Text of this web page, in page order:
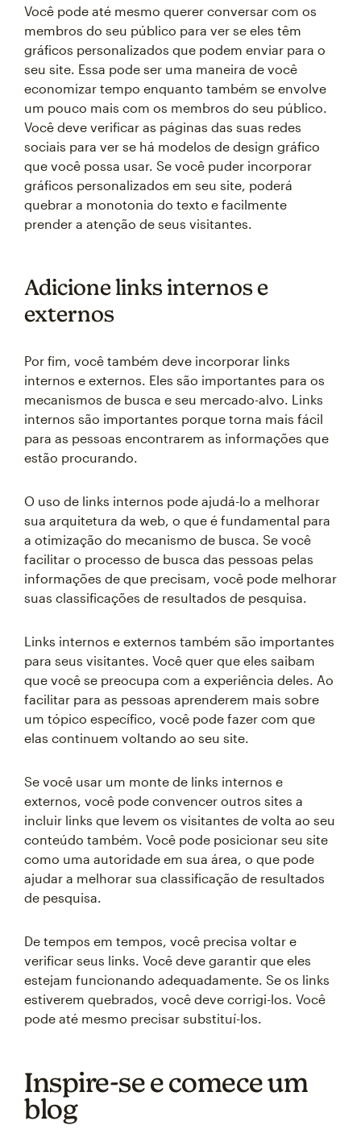
Você pode até mesmo querer conversar com os
membros do seu público para ver se eles têm
gráficos personalizados que podem enviar para o
seu site. Essa pode ser uma maneira de você
economizar tempo enquanto também se envolve
um pouco mais com os membros do seu público.
Você deve verificar as páginas das suas redes
sociais para ver se há modelos de design gráfico
que você possa usar. Se você puder incorporar
gráficos personalizados em seu site, poderá
quebrar a monotonia do texto e facilmente
prender a atenção de seus visitantes.
Adicione links internos e
externos
Por fim, você também deve incorporar links
internos e externos. Eles são importantes para os
mecanismos de busca e seu mercado-alvo. Links
internos são importantes porque torna mais fácil
para as pessoas encontrarem as informações que
estão procurando.
O uso de links internos pode ajudá-lo a melhorar
sua arquitetura da web, o que é fundamental para
a otimização do mecanismo de busca. Se você
facilitar o processo de busca das pessoas pelas
informações de que precisam, você pode melhorar
suas classificações de resultados de pesquisa.
Links internos e externos também são importantes
para seus visitantes. Você quer que eles saibam
que você se preocupa com a experiência deles. Ao
facilitar para as pessoas aprenderem mais sobre
um tópico específico, você pode fazer com que
elas continuem voltando ao seu site.
Se você usar um monte de links internos e
externos, você pode convencer outros sites a
incluir links que levem os visitantes de volta ao seu
conteúdo também. Você pode posicionar seu site
como uma autoridade em sua área, o que pode
ajudar a melhorar sua classificação de resultados
de pesquisa.
De tempos em tempos, você precisa voltar e
verificar seus links. Você deve garantir que eles
estejam funcionando adequadamente. Se os links
estiverem quebrados, você deve corrigi-los. Você
pode até mesmo precisar substituí-los.
Inspire-se e comece um
blog